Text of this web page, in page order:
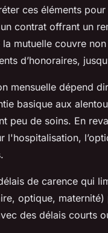
ces éléments
contrat offrant un
mutuelle couvre
d’honoraires,
mensuelle dépend
basique aux
peu de soins. En
l'hospitalisation,
de carence qui
optique,
des délais courts